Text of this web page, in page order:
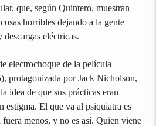
que, según Quintero, muestran
horribles dejando a la gente
eléctricas.
electrochoque de la película
protagonizada por Jack Nicholson,
idea de que sus prácticas eran
estigma. El que va al psiquiatra es
menos, y no es así. Quien viene